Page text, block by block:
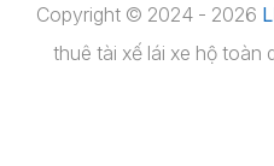
Copyright © 2024 - 2026
thuê tài xế lái xe hộ toàn